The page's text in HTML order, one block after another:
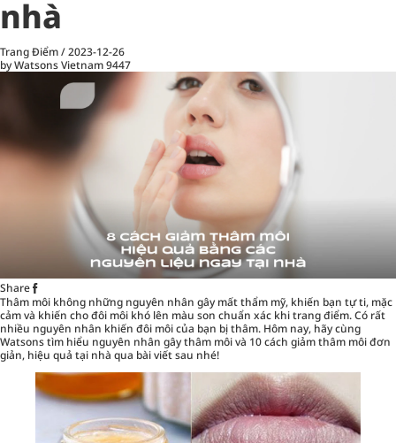
nhà
Trang Điểm/2023-12-26
by Watsons Vietnam9447
Share
Thâm môi không những nguyên nhân gây mất thẩm mỹ, khiến bạn tự ti, mặc
cảm và khiến cho đôi môi khó lên màu son chuẩn xác khi trang điểm. Có rất
nhiều nguyên nhân khiến đôi môi của bạn bị thâm. Hôm nay, hãy cùng
Watsonstìm hiểu nguyên nhân gây thâm môi và 10 cách giảm thâm môi đơn
giản, hiệu quả tại nhà qua bài viết sau nhé!